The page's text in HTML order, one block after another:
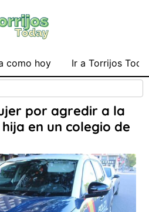
como hoy Ir a Torrijos
por agredir a la
en un colegio de